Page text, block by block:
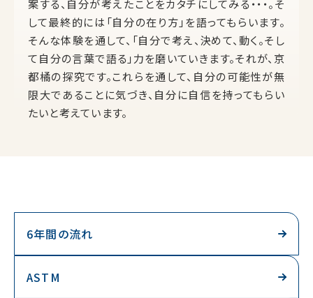
案する、自分が考えたことをカタチにしてみる・・・。そ
して最終的には「自分の在り方」を語ってもらいます。
そんな体験を通して、「自分で考え、決めて、動く。そし
て自分の言葉で語る」力を磨いていきます。それが、京
都橘の探究です。これらを通して、自分の可能性が無
限大であることに気づき、自分に自信を持ってもらい
たいと考えています。
6年間の流れ
ASTM